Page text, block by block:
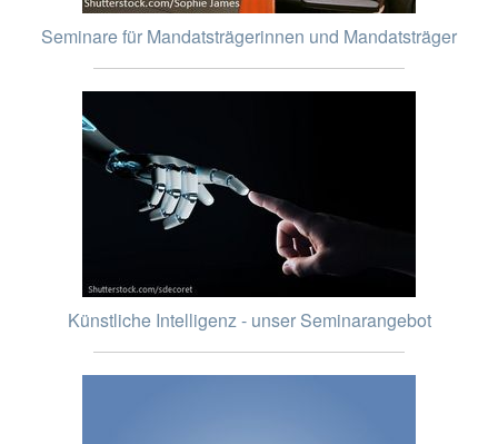
Seminare für Mandatsträgerinnen und Mandatsträger
Künstliche Intelligenz - unser Seminarangebot